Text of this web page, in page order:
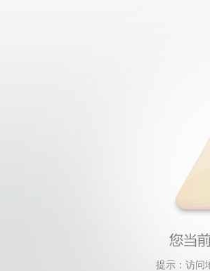
提示：访问